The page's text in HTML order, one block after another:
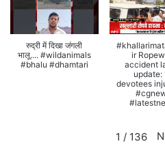
रुद्री में दिखा जंगली
भालू.... #wildanimals
#bhalu #dhamtari
ir
accident
update:
devotees
1 / 136